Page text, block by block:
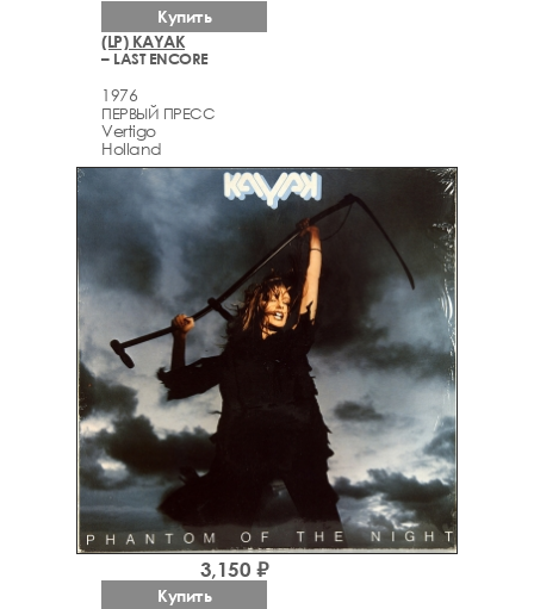
(LP) KAYAK
– LAST ENCORE
1976
ПЕРВЫЙ ПРЕСС
Vertigo
Holland
Купить
3,150 ₽
Купить